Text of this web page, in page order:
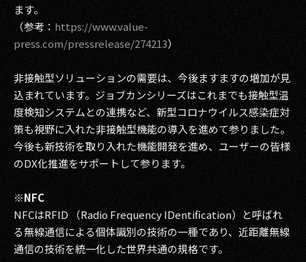
ます。
（参考： https://www.value-
press.com/pressrelease/274213）
非接触型ソリューションの需要は、今後ますますの増加が見
込まれています。ジョブカンシリーズはこれまでも接触型温
度検知システムとの連携など、新型コロナウイルス感染症対
策も視野に入れた非接触型機能の導入を進めて参りました。
今後も新技術を取り入れた機能開発を進め、ユーザーの皆様
のDX化推進をサポートして参ります。
※NFC
NFCはRFID （Radio Frequency IDentification）と呼ばれ
る無線通信による個体識別の技術の一種であり、近距離無線
通信の技術を統一化した世界共通の規格です。